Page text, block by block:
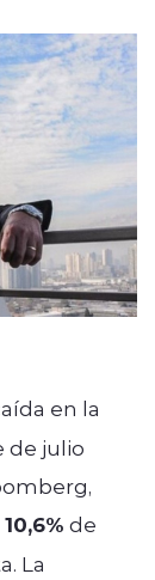
en la
de julio
de
La